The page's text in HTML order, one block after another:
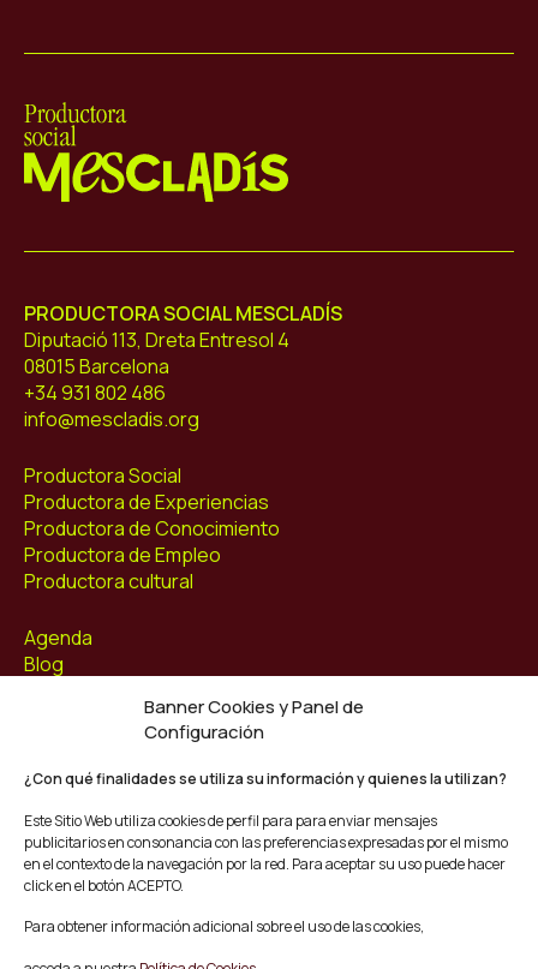
Banner Cookies y Panel de
Configuración
¿Con qué finalidades se utiliza su información y quienes la utilizan?
Este Sitio Web utiliza cookies de perfil para para enviar mensajes
publicitarios en consonancia con las preferencias expresadas por el mismo
en el contexto de la navegación por la red. Para aceptar su uso puede hacer
click en el botón ACEPTO.
Para obtener información adicional sobre el uso de las cookies,
PRODUCTORA SOCIAL MESCLADÍS
Diputació 113, Dreta Entresol 4
08015 Barcelona
+34 931 802 486
info@mescladis.org
Productora Social
Productora de Experiencias
Productora de Conocimiento
Productora de Empleo
Productora cultural
Agenda
Blog
Facebook
Youtube
Twitter/X
© Mescladís 2026